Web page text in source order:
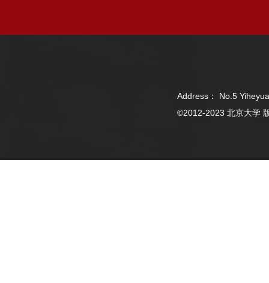
Address： No.5
©2012-2023 北京大学